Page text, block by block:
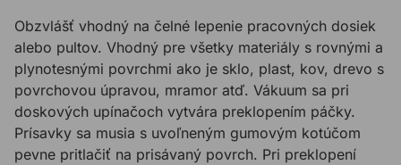
Obzvlášť vhodný na čelné lepenie pracovných dosiek
alebo pultov. Vhodný pre všetky materiály s rovnými a
plynotesnými povrchmi ako je sklo, plast, kov, drevo s
povrchovou úpravou, mramor atď. Vákuum sa pri
doskových upínačoch vytvára preklopením páčky.
Prísavky sa musia s uvoľneným gumovým kotúčom
pevne pritlačiť na prisávaný povrch. Pri preklopení